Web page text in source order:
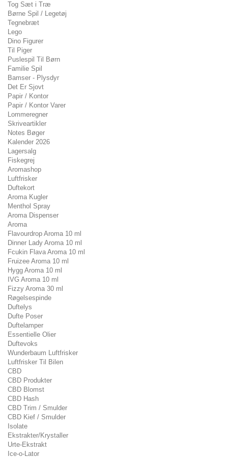
Tog Sæt i Træ
Børne Spil / Legetøj
Tegnebræt
Lego
Dino Figurer
Til Piger
Puslespil Til Børn
Familie Spil
Bamser - Plysdyr
Det Er Sjovt
Papir / Kontor
Papir / Kontor Varer
Lommeregner
Skriveartikler
Notes Bøger
Kalender 2026
Lagersalg
Fiskegrej
Aromashop
Luftfrisker
Duftekort
Aroma Kugler
Menthol Spray
Aroma Dispenser
Aroma
Flavourdrop Aroma 10 ml
Dinner Lady Aroma 10 ml
Fcukin Flava Aroma 10 ml
Fruizee Aroma 10 ml
Hygg Aroma 10 ml
IVG Aroma 10 ml
Fizzy Aroma 30 ml
Røgelsespinde
Duftelys
Dufte Poser
Duftelamper
Essentielle Olier
Duftevoks
Wunderbaum Luftfrisker
Luftfrisker Til Bilen
CBD
CBD Produkter
CBD Blomst
CBD Hash
CBD Trim / Smulder
CBD Kief / Smulder
Isolate
Ekstrakter/Krystaller
Urte-Ekstrakt
Ice-o-Lator